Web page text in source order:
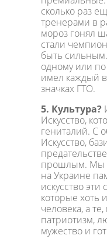
сколько раз
тренерами в
мороз гонял
стали
быть
одному или
имел каждый
значках ГТО.
5. Культура?
Искусство,
гениталий. С
Искусство,
прошлым. Мы
на Украине
искусство
которые хоть
человека, а
патриотизм,
мужество и